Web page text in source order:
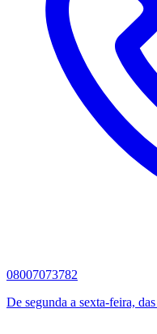
08007073782
De segunda a sexta-feira,